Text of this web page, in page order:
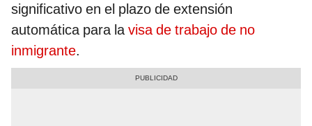
significativo en el plazo de extensión
automática para lavisa de trabajo de no
inmigrante.